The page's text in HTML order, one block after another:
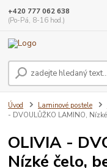
+420 777 062 638
(Po-Pá, 8-16 hod.)
Úvod Laminové postele
- DVOULŮŽKO LAMINO,
OLIVIA -
Nízké čelo,